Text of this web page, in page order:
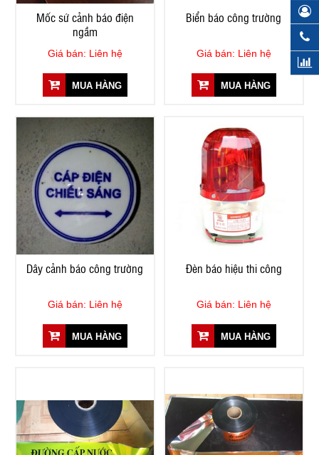
Mốc sứ cảnh báo điện
ngầm
Giá bán: Liên hệ
MUA HÀNG
Biển báo công trường
Giá bán: Liên hệ
MUA HÀNG
Dây cảnh báo công trường
Giá bán: Liên hệ
MUA HÀNG
Đèn báo hiệu thi công
Giá bán: Liên hệ
MUA HÀNG